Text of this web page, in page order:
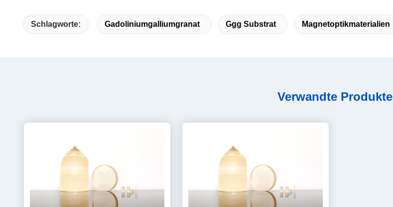
Schlagworte: Gadoliniumgalliumgranat Ggg Substrat Magnetoptikmaterialien
Verwandte Produkte